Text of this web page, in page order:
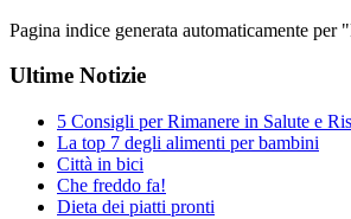
Pagina indice generata automaticamente per
Ultime Notizie
5 Consigli per Rimanere in Salute e
La top 7 degli alimenti per bambini
Città in bici
Che freddo fa!
Dieta dei piatti pronti